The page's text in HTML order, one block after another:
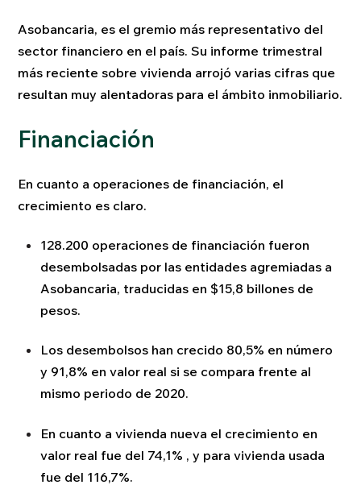
Asobancaria, es el gremio más representativo del
sector financiero en el país. Su informe trimestral
más reciente sobre vivienda arrojó varias cifras que
resultan muy alentadoras para el ámbito inmobiliario.
Financiación
En cuanto a operaciones de financiación, el
crecimiento es claro.
128.200 operaciones de financiación fueron
desembolsadas por las entidades agremiadas a
Asobancaria, traducidas en $15,8 billones de
pesos.
Los desembolsos han crecido 80,5% en número
y 91,8% en valor real si se compara frente al
mismo periodo de 2020.
En cuanto a vivienda nueva el crecimiento en
valor real fue del 74,1% , y para vivienda usada
fue del 116,7%.